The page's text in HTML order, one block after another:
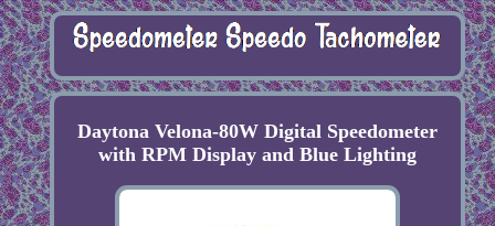
Daytona Velona-80W Digital Speedometer
with RPM Display and Blue Lighting